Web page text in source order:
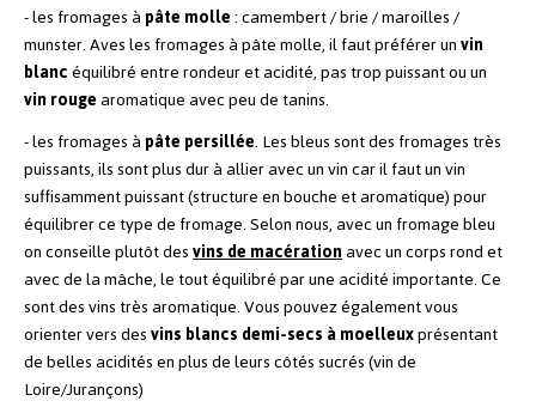
- les fromages àpâte molle: camembert / brie / maroilles /
munster. Aves les fromages à pâte molle, il faut préférer unvin
blancéquilibré entre rondeur et acidité, pas trop puissant ou un
vin rougearomatique avec peu de tanins.
- les fromages àpâte persillée.Les bleus sont des fromages très
puissants, ils sont plus dur à allier avec un vin car il faut un vin
suffisamment puissant (structure en bouche et aromatique) pour
équilibrer ce type de fromage. Selon nous, avec un fromage bleu
on conseille plutôt desvins de macérationavec un corps rond et
avec de la mâche, le tout équilibré par une acidité importante. Ce
sont des vins très aromatique. Vous pouvez également vous
orienter vers desvins blancs demi-secs à moelleuxprésentant
de belles acidités en plus de leurs côtés sucrés (vin de
Loire/Jurançons)